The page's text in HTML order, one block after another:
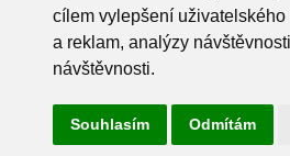
cílem vylepšení
a reklam, analýzy
návštěvnosti.
Souhlasím Odmítám